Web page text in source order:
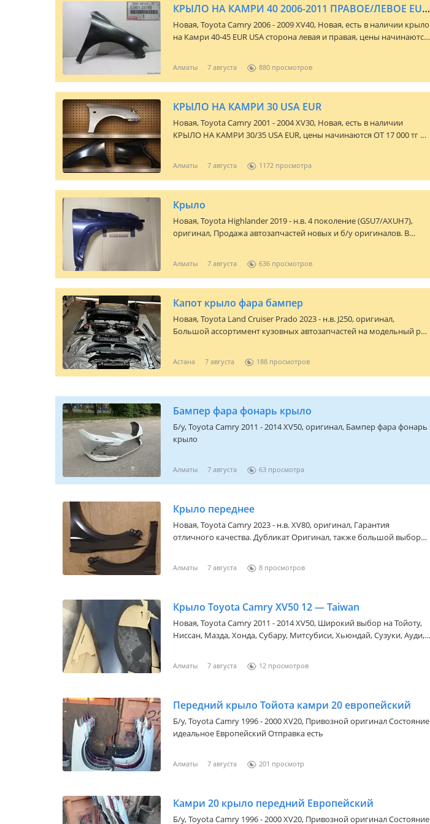
КРЫЛО НА КАМРИ 40 2006-2011 ПРАВОЕ/ЛЕВОЕ EUR USA
Новая,Toyota Camry 2006 - 2009 XV40, Новая, есть в наличии крыло
на Камри 40-45 EUR USA сторона левая и правая, цены начинаются
автомашины. По всем вопросам можете звонить или написать.
Есть доставка по городу и отправка по регионам РК.
Алматы 7 августа 880
КРЫЛО НА КАМРИ 30 USA EUR
Новая,Toyota Camry 2001 - 2004 XV30, Новая, есть в наличии
КРЫЛО НА КАМРИ 30/35 USA EUR, цены начинаются ОТ 17 000 тг и
всем вопросам можете звонить или написать. Есть доставка по
городу и отправка по регионам РК.
Алматы 7 августа 1172
Крыло
Новая,Toyota Highlander 2019 - н.в. 4 поколение (GSU7/AXUH7),
оригинал, Продажа автозапчастей новых и б/у оригиналов. В
Алматы 7 августа 636
Капот крыло фара бампер
Новая,Toyota Land Cruiser Prado 2023 - н.в. J250, оригинал,
Большой ассортимент кузовных автозапчастей на модельный ряд
Баянаул 36а Наджимидин Отправки в день заказа по регионам РК
Есть все закрывающие документы. Работаем по наличному/
Астана 7 августа 188
Бампер фара фонарь крыло
Б/y,Toyota Camry 2011 - 2014 XV50, оригинал, Бампер фара фонарь
крыло
Алматы 7 августа 63
Крыло переднее
Новая,Toyota Camry 2023 - н.в. XV80, оригинал, Гарантия
отличного качества. Дубликат Оригинал, также большой выбор
Через фуры, автобусы, логистической компаний до дома,
Алматы 7 августа 8
Крыло Toyota Camry XV50 12 — Taiwan
Новая,Toyota Camry 2011 - 2014 XV50, Широкий выбор на Тойоту,
Ниссан, Мазда, Хонда, Субару, Митсубиси, Хьюндай, Сузуки, Ауди,
383 (нижняя часть момышулы), отправка ж д и авиа доставка.
Алматы 7 августа 12
Передний крыло Тойота камри 20 европейский
Б/y,Toyota Camry 1996 - 2000 XV20, Привозной оригинал Состояние
идеальное Европейский Отправка есть
Алматы 7 августа 201
Камри 20 крыло передний Европейский
Б/y,Toyota Camry 1996 - 2000 XV20, Привозной оригинал Состояние